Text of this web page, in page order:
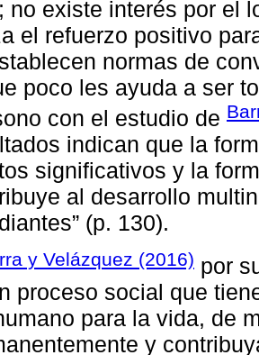
no existe interés por el
el refuerzo positivo
normas de
poco les ayuda a ser
con el estudio de
indican que la
significativos y la
al desarrollo
(p. 130).
y Velázquez (2016) por
proceso social que
para la vida, de
y